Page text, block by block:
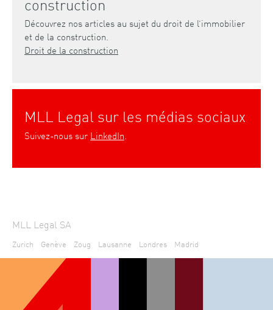
Découvrez nos articles au sujet du droit de l’immobilier
et de la construction.
Droit de la construction
MLL Legal sur les médias sociaux
Suivez-nous sur LinkedIn
MLL Legal SA
Zurich Genève Zoug Lausanne Londres Madrid